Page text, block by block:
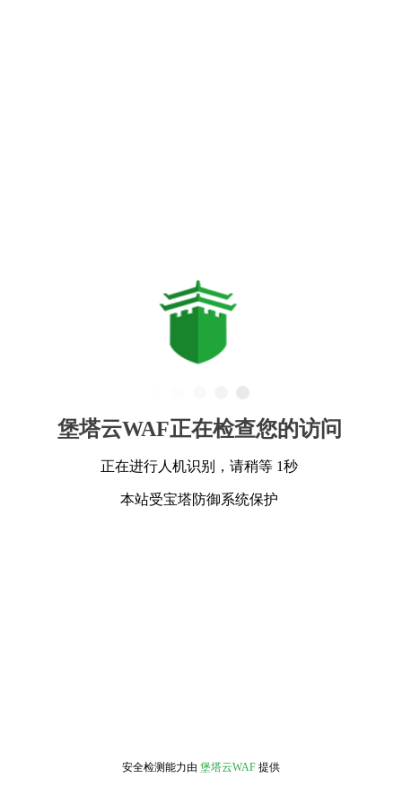
堡塔云WAF正在检查您的访问
正在进行人机识别，请稍等 1秒
本站受宝塔防御系统保护
安全检测能力由 堡塔云WAF 提供